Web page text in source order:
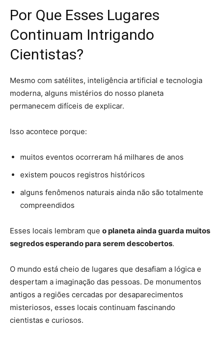
Por Que Esses Lugares
Continuam Intrigando
Cientistas?
Mesmo com satélites, inteligência artificial e tecnologia
moderna, alguns mistérios do nosso planeta
permanecem difíceis de explicar.
Isso acontece porque:
muitos eventos ocorreram há milhares de anos
existem poucos registros históricos
alguns fenômenos naturais ainda não são totalmente
compreendidos
Esses locais lembram que o planeta ainda guarda muitos
segredos esperando para serem descobertos.
O mundo está cheio de lugares que desafiam a lógica e
despertam a imaginação das pessoas. De monumentos
antigos a regiões cercadas por desaparecimentos
misteriosos, esses locais continuam fascinando
cientistas e curiosos.